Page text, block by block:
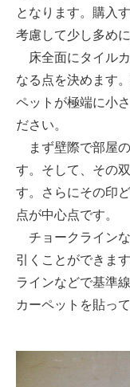
となります。購入
考慮して少し多め
床全面にタイル
なる点を決めます
ペットが極端に小
ださい。
まず壁際で部屋
す。そして、その
す。さらにその印
点が中心点です。
チョークライン
引くことができま
ラインなどで基準
カーペットを貼って